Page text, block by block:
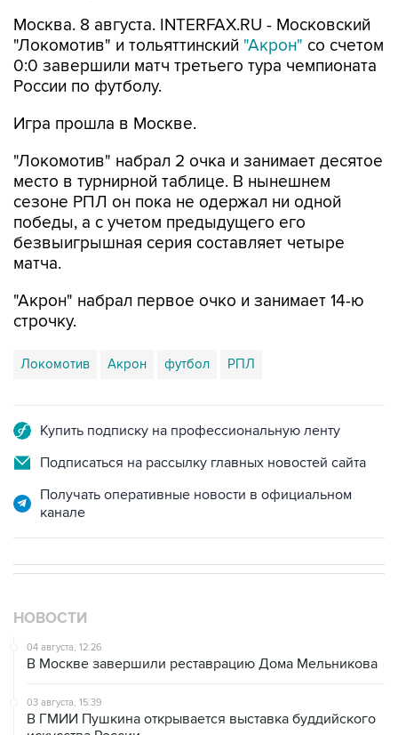
Москва. 8 августа. INTERFAX.RU - Московский
"Локомотив" и тольяттинский "Акрон" со счетом
0:0 завершили матч третьего тура чемпионата
России по футболу.
Игра прошла в Москве.
"Локомотив" набрал 2 очка и занимает десятое
место в турнирной таблице. В нынешнем
сезоне РПЛ он пока не одержал ни одной
победы, а с учетом предыдущего его
безвыигрышная серия составляет четыре
матча.
"Акрон" набрал первое очко и занимает 14-ю
строчку.
Локомотив Акрон футбол РПЛ
Купить подписку на профессиональную ленту
Подписаться на рассылку главных новостей сайта
Получать оперативные новости в официальном
канале
НОВОСТИ
04 августа, 12:26
В Москве завершили реставрацию Дома Мельникова
03 августа, 15:39
В ГМИИ Пушкина открывается выставка буддийского